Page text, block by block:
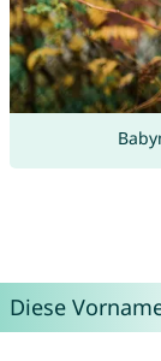
Diese